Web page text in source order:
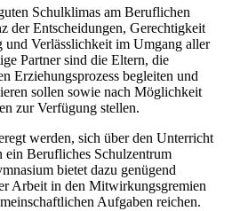
Schulklimas am Beruflichen
der Entscheidungen, Gerechtigkeit
Verlässlichkeit im Umgang aller
Partner sind die Eltern, die
Erziehungsprozess begleiten und
sollen sowie nach Möglichkeit
zur Verfügung stellen.
werden, sich über den Unterricht
ein Berufliches Schulzentrum
bietet dazu genügend
Arbeit in den Mitwirkungsgremien
Aufgaben reichen.